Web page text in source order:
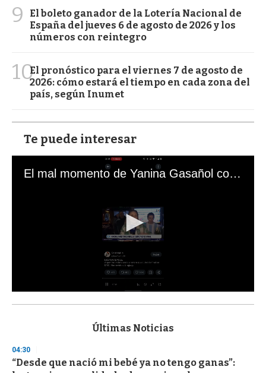
9
El boleto ganador de la Lotería Nacional de
España del jueves 6 de agosto de 2026 y los
números con reintegro
10El pronóstico para el viernes 7 de agosto de
2026: cómo estará el tiempo en cada zona del
país, según Inumet
Te puede interesar
El mal momento de Yanina Gasañol con un hincha argentino en "Subrayado"
s
d
s
Últimas Noticias
04:30
“Desde que nació mi bebé ya no tengo ganas”: